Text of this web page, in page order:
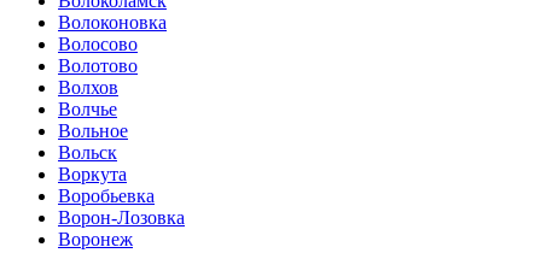
Волоконовка
Волосово
Волотово
Волхов
Волчье
Вольное
Вольск
Воркута
Воробьевка
Ворон-Лозовка
Воронеж